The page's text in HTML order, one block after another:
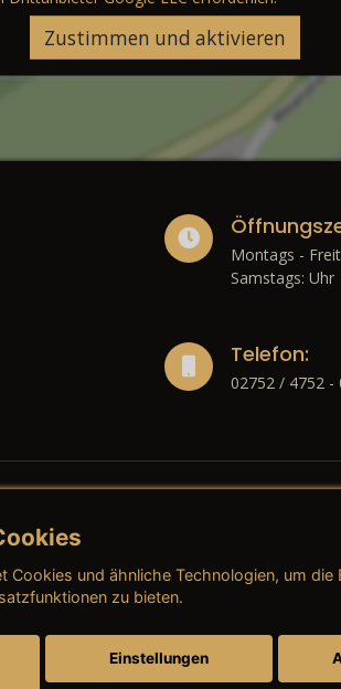
Zustimmen und aktivieren
Montags -
Samstags: Uhr
Telefon:
02752 / 4752 -
→ AGB (Neuwagen)
Cookies und ähnliche Technologien, um die
zu bieten.
Einstellungen